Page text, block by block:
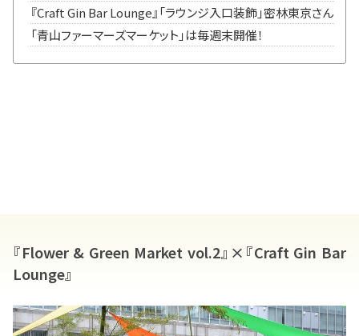
『Craft Gin Bar Lounge』「ラウンジ入口装飾」密林東京さん
「青山ファーマーズマーケット」は毎週末開催！
『Flower & Green Market vol.2』×『Craft Gin Bar
Lounge』